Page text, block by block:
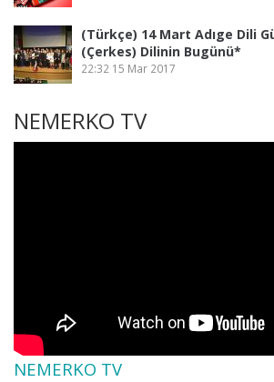
(Türkçe) 14 Mart Adıge Dili
(Çerkes) Dilinin Bugünü*
22:32 15 Mar 2017
NEMERKO TV
NEMERKO TV